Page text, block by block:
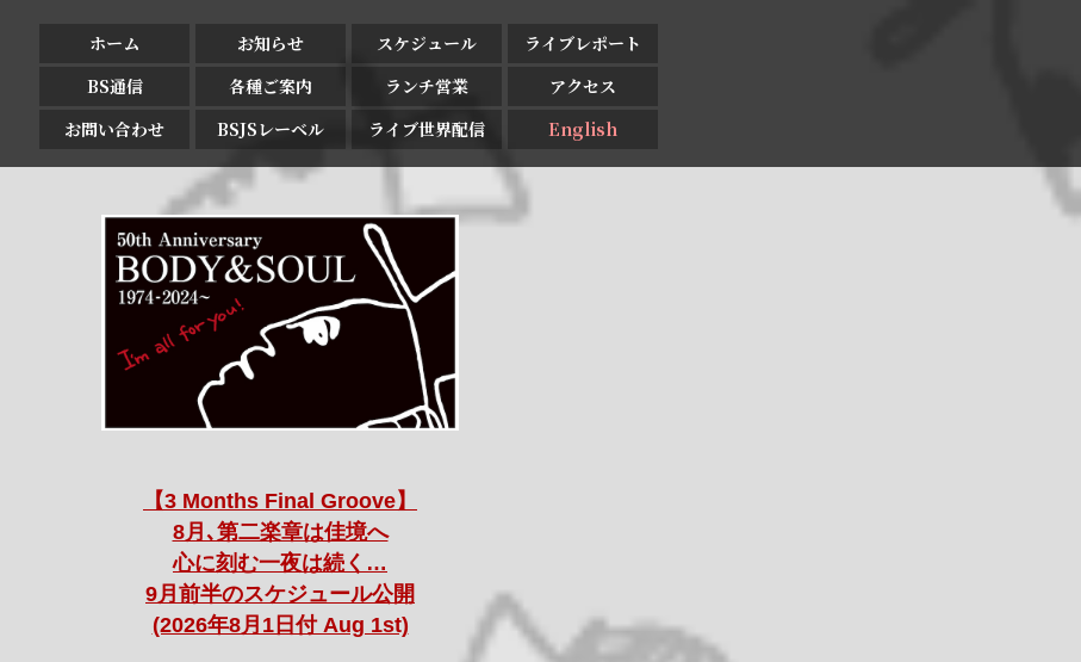
ホーム お知らせ スケジュール
ライブレポート
BS通信
各種ご案内 ランチ営業
アクセス
お問い合わせ
BSJSレーベル ライブ世界配信 English
【3 Months Final Groove】
8月､第二楽章は佳境へ
心に刻む一夜は続く…
9月前半のスケジュール公開
(2026年8月1日付 Aug 1st)